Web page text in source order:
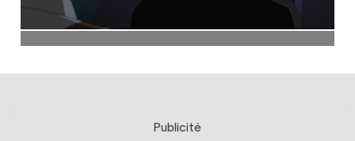
Publicité